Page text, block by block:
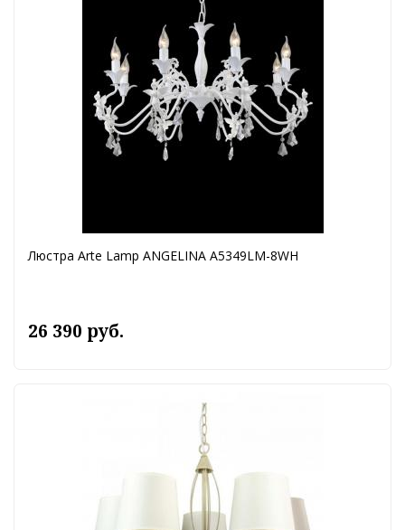
Люстра Arte Lamp ANGELINA A5349LM-8WH
26 390 руб.